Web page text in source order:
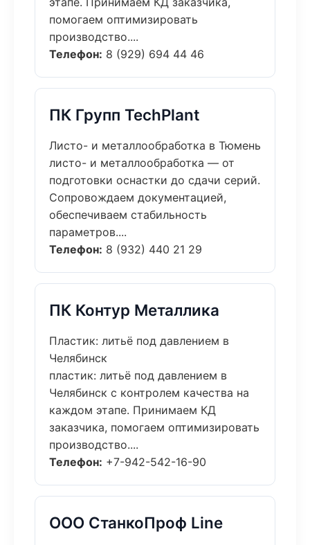
помогаем оптимизировать
производство....
Телефон: 8 (929) 694 44 46
ПК Групп TechPlant
Листо- и металлообработка в Тюмень
листо- и металлообработка — от
подготовки оснастки до сдачи серий.
Сопровождаем документацией,
обеспечиваем стабильность
параметров....
Телефон: 8 (932) 440 21 29
ПК Контур Металлика
Пластик: литьё под давлением в
Челябинск
пластик: литьё под давлением в
Челябинск с контролем качества на
каждом этапе. Принимаем КД
заказчика, помогаем оптимизировать
производство....
Телефон: +7-942-542-16-90
ООО СтанкоПроф Line